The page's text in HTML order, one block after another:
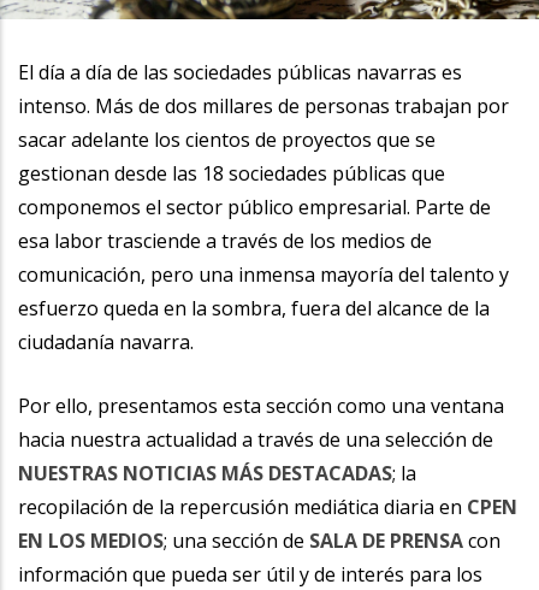
El día a día de las sociedades públicas navarras es
intenso. Más de dos millares de personas trabajan por
sacar adelante los cientos de proyectos que se
gestionan desde las 18 sociedades públicas que
componemos el sector público empresarial. Parte de
esa labor trasciende a través de los medios de
comunicación, pero una inmensa mayoría del talento y
esfuerzo queda en la sombra, fuera del alcance de la
ciudadanía navarra.
Por ello, presentamos esta sección como una ventana
hacia nuestra actualidad a través de una selección de
NUESTRAS NOTICIAS MÁS DESTACADAS; la
recopilación de la repercusión mediática diaria en CPEN
EN LOS MEDIOS; una sección de SALA DE PRENSAcon
información que pueda ser útil y de interés para los